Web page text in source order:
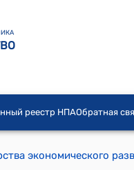
реестр НПАОбратная